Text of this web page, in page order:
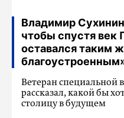
Владимир
чтобы спустя век
оставался таким
Ветеран специальной
рассказал, какой бы
столицу в будущем